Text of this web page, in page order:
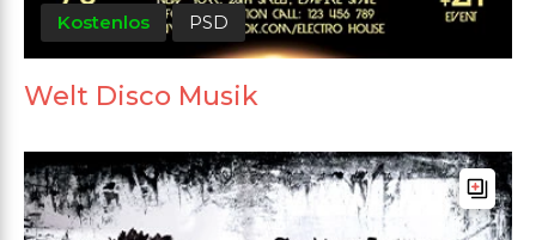
Kostenlos PSD
Welt Disco Musik